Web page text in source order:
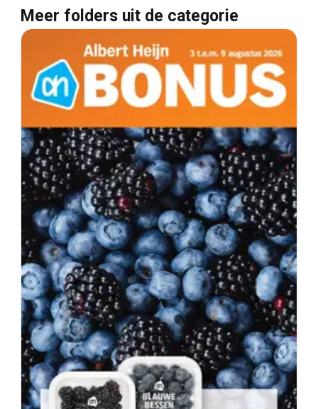
Meer folders uit de categorie